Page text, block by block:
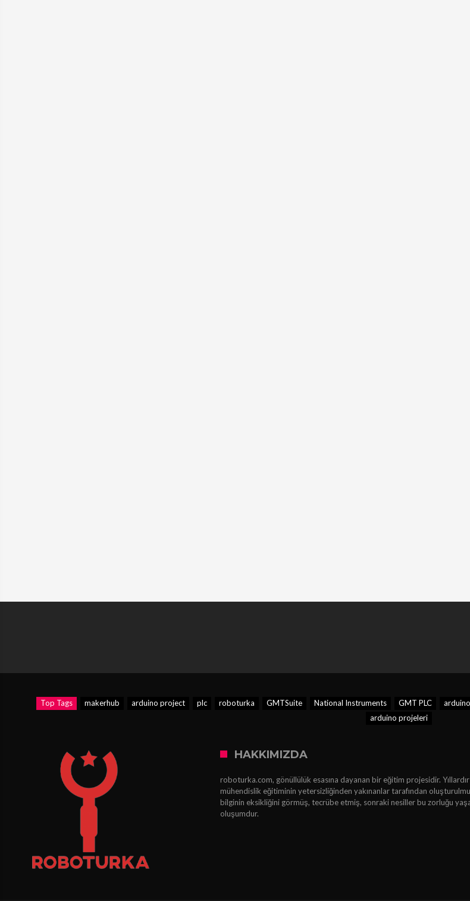
Top Tags makerhub arduino project plc roboturka GMTSuite National Instruments GMT PLC arduino
arduino projeleri
HAKKIMIZDA
roboturka.com, gönüllülük esasına dayanan bir eğitim projesidir.
mühendislik eğitiminin yetersizliğinden yakınanlar tarafından
bilginin eksikliğini görmüş, tecrübe etmiş, sonraki nesiller bu zorluğu
oluşumdur.